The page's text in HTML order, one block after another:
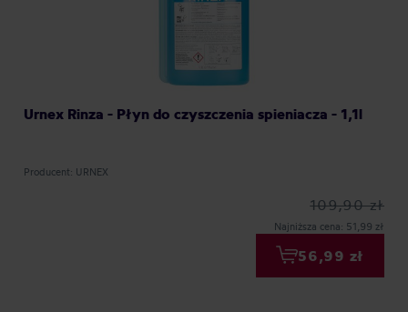
Urnex Rinza - Płyn do czyszczenia spieniacza - 1,1l
Producent: URNEX
109,90 zł
Najniższa cena: 51,99 zł
56,99 zł